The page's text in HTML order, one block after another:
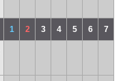
1 2 3 4 5 6 7